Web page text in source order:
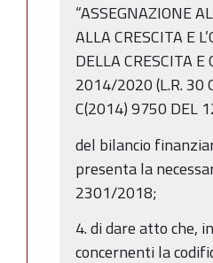
“ASSEGNAZIONE
ALLA CRESCITA E
DELLA CRESCITA
2014/2020 (L.R. 30
C(2014) 9750 DEL
del bilancio
presenta la
2301/2018;
4. di dare atto che,
concernenti la